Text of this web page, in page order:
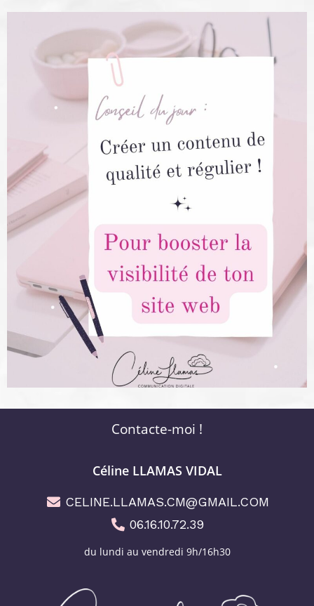
Contacte-moi !
Céline LLAMAS VIDAL
CELINE.LLAMAS.CM@GMAIL.COM
06.16.10.72.39
du lundi au vendredi 9h/16h30